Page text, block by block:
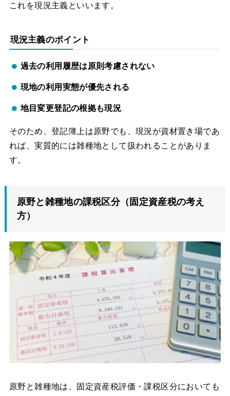
これを現況主義といいます。
現況主義のポイント
過去の利用履歴は原則考慮されない
現地の利用実態が優先される
地目変更登記の根拠も現況
そのため、登記簿上は原野でも、現況が資材置き場であ
れば、実質的には雑種地として扱われることがありま
す。
原野と雑種地の課税区分（固定資産税の考え
方）
原野と雑種地は、固定資産税評価・課税区分においても